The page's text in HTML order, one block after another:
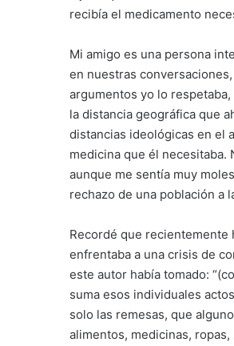
recibía el medicamento
Mi amigo es una persona
en nuestras
argumentos yo lo
la distancia geográfica que
distancias ideológicas en el
medicina que él necesitaba.
aunque me sentía muy
rechazo de una población a
Recordé que recientemente
enfrentaba a una crisis de
este autor había tomado:
suma esos individuales
solo las remesas, que
alimentos, medicinas,